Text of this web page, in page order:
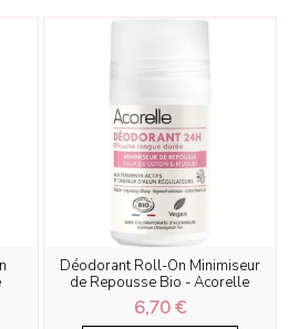
Déodorant Roll-On Minimiseur
de Repousse Bio - Acorelle
6,70 €